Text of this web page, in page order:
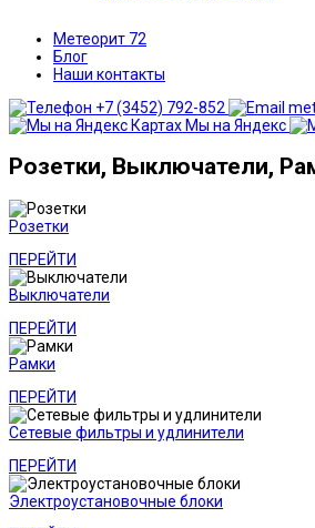
Метеорит 72
Блог
Наши контакты
+7 (3452) 792-852
Мы на Яндекс
Розетки, Выключатели,
Розетки
ПЕРЕЙТИ
Выключатели
ПЕРЕЙТИ
Рамки
ПЕРЕЙТИ
Сетевые фильтры и удлинители
ПЕРЕЙТИ
Электроустановочные блоки